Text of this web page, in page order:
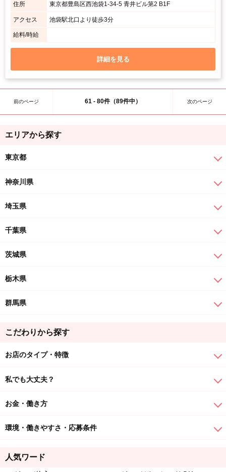
住所 東京都豊島区西池袋1-34-5 青井ビル第2 B1F
アクセス 池袋駅北口より徒歩3分
給料/時給
詳細を見る
前のページ 61 - 80件（89件中） 次のページ
エリアから探す
東京都
神奈川県
埼玉県
千葉県
茨城県
栃木県
群馬県
こだわりから探す
お店のタイプ・特徴
私でも大丈夫？
お金・働き方
環境・働きやすさ・応募条件
人気ワード